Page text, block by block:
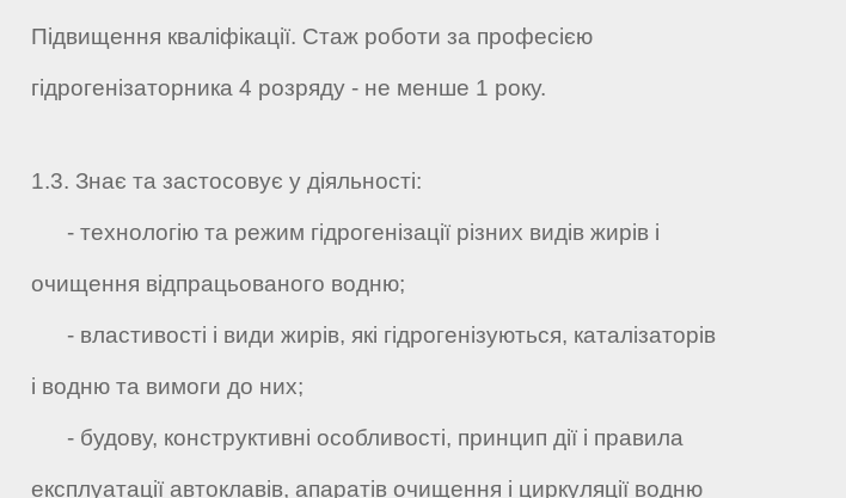
Підвищення кваліфікації. Стаж роботи за професією
гідрогенізаторника 4 розряду - не менше 1 року.
1.3. Знає та застосовує у діяльності:
- технологію та режим гідрогенізації різних видів жирів і
очищення відпрацьованого водню;
- властивості і види жирів, які гідрогенізуються, каталізаторів
і водню та вимоги до них;
- будову, конструктивні особливості, принцип дії і правила
експлуатації автоклавів, апаратів очищення і циркуляції водню